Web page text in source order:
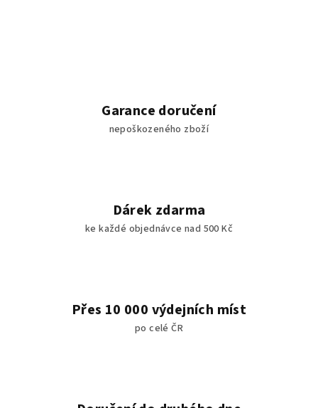
Garance doručení
nepoškozeného zboží
Dárek zdarma
ke každé objednávce nad 500 Kč
Přes 10 000 výdejních míst
po celé ČR